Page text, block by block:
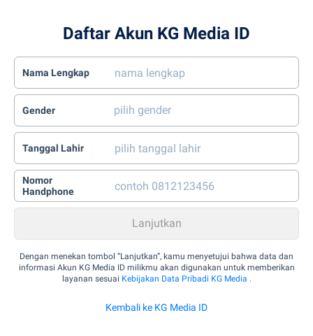
Daftar Akun KG Media ID
Nama Lengkap
Gender
Tanggal Lahir
Nomor
Handphone
Dengan menekan tombol “Lanjutkan”, kamu menyetujui bahwa data dan
informasi Akun KG Media ID milikmu akan digunakan untuk memberikan
layanan sesuai Kebijakan Data Pribadi KG Media .
Kembali ke KG Media ID